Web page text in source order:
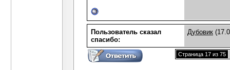
Пользователь сказал
cпасибо:
Дубовик
Страница 17 из 75